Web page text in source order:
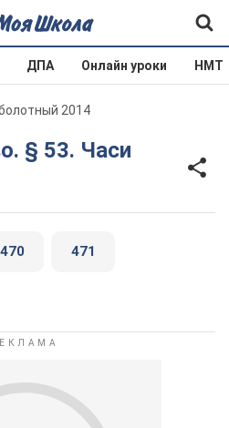
ДПА Онлайн уроки НМТ
2014
470 471